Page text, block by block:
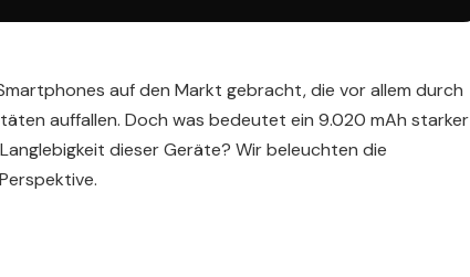
Smartphones auf den Markt gebracht, die vor allem durch
auffallen. Doch was bedeutet ein 9.020 mAh starker
dieser Geräte? Wir beleuchten die